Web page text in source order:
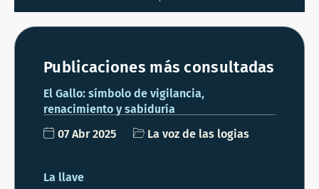
Publicaciones más consultadas
El Gallo: símbolo de vigilancia,
renacimiento y sabiduría
07 Abr 2025
La voz de las logias
La llave